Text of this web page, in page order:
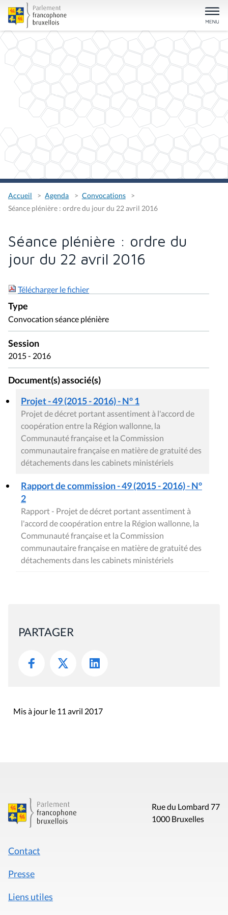
Accueil Agenda
Convocations
Séance plénière : ordre du jour du 22 avril 2016
Séance plénière : ordre du
jour du 22 avril 2016
Télécharger le fichier
Type
Convocation séance plénière
Session
2015 - 2016
Document(s) associé(s)
Projet - 49 (2015 - 2016) - N° 1
Projet de décret portant assentiment à l'accord de
coopération entre la Région wallonne, la
Communauté française et la Commission
communautaire française en matière de gratuité des
détachements dans les cabinets ministériels
Rapport de commission - 49 (2015 - 2016) - N°
2
Rapport - Projet de décret portant assentiment à
l'accord de coopération entre la Région wallonne, la
Communauté française et la Commission
communautaire française en matière de gratuité des
détachements dans les cabinets ministériels
PARTAGER
Mis à jour le 11 avril 2017
Rue du Lombard 77
1000 Bruxelles
Contact
Presse
Liens utiles